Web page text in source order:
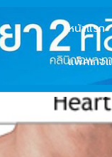
หน้าแรก
แพ็คเกจ